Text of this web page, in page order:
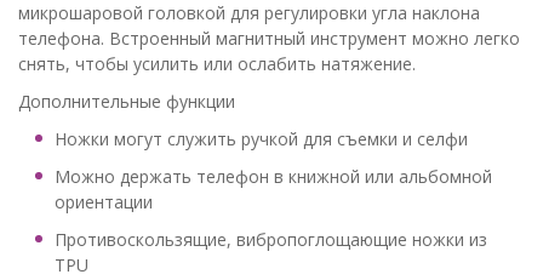
микрошаровой головкой для регулировки угла наклона
телефона. Встроенный магнитный инструмент можно легко
снять, чтобы усилить или ослабить натяжение.
Дополнительные функции
Ножки могут служить ручкой для съемки и селфи
Можно держать телефон в книжной или альбомной
ориентации
Противоскользящие, вибропоглощающие ножки из
TPU